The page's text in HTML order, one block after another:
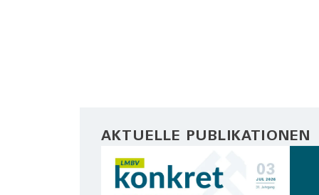
AKTUELLE PUBLIKATIONEN